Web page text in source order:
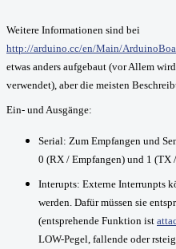
Weitere Informationen sind bei
http://arduino.cc/en/Main/
etwas anders aufgebaut (vor Allem
verwendet), aber die meisten
Ein- und Ausgänge:
Serial: Zum Empfangen und
0 (RX / Empfangen) und 1 (TX
Interupts: Externe Interrunpts
werden. Dafür müssen sie
(entsprehende Funktion ist
LOW-Pegel, fallende oder